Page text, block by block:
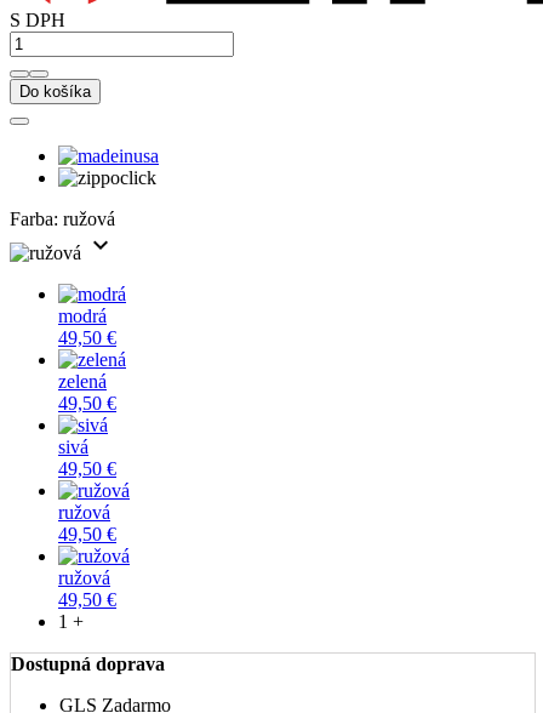
S DPH
Do košíka
Farba: ružová
expand_more
modrá
49,50 €
zelená
49,50 €
sivá
49,50 €
ružová
49,50 €
ružová
49,50 €
1 +
Dostupná doprava
GLS Zadarmo